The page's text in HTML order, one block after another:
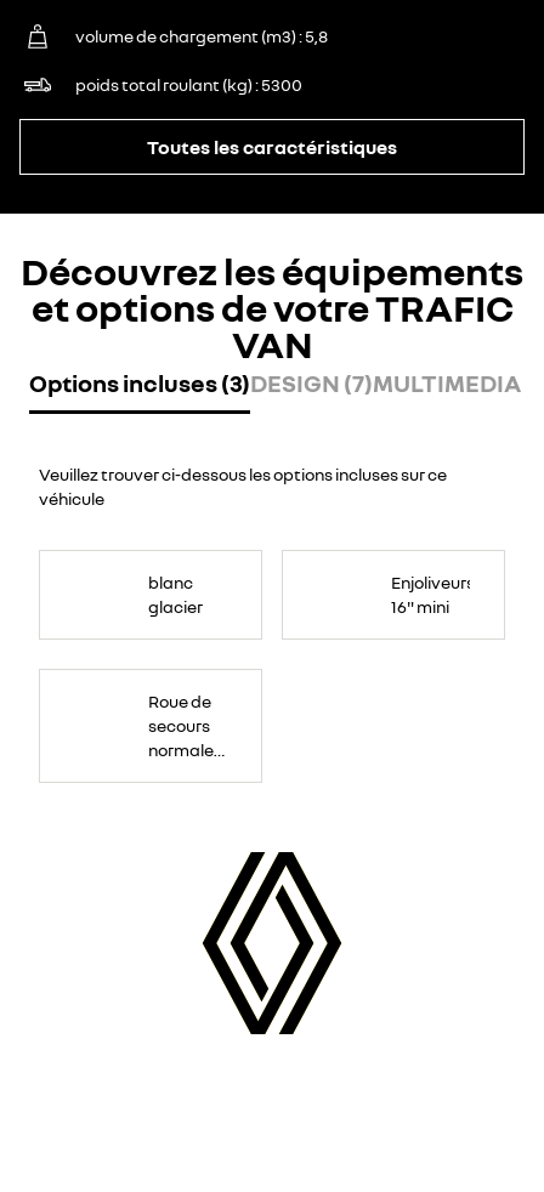
volume de chargement (m3) 5,8
poids total roulant (kg) 5300
Toutes les caractéristiques
Découvrez les équipements
et options de votre TRAFIC
VAN
Options incluses (3)DESIGN (7)MULTIMEDIA
Veuillez trouver ci-dessous les options incluses sur ce
véhicule
blanc
glacier
Enjoliveurs
16" mini
Roue de
secours
normale